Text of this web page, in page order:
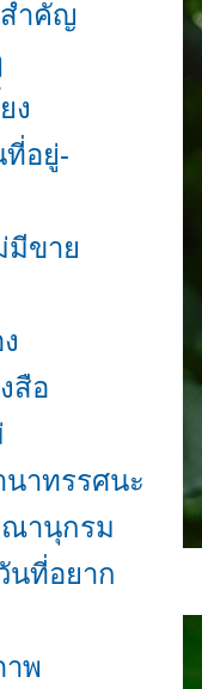
ำคัญ
ง
อยู่-
มีขา
สือ
นาทรรศนะ
ณานุกรม
นที่อยาก
พ